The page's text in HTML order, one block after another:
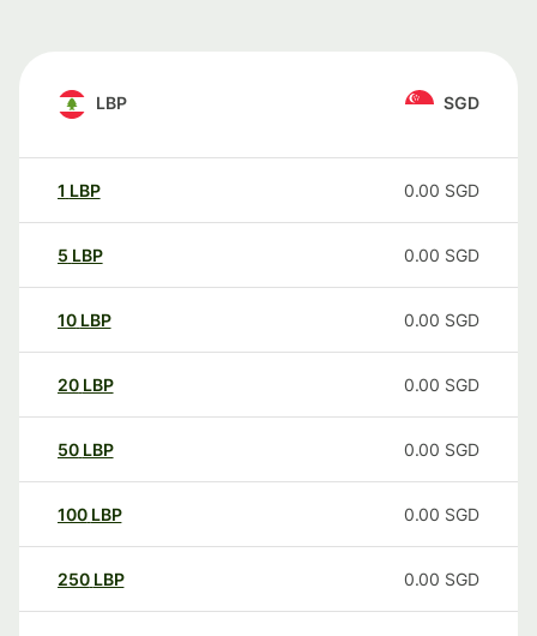
LBP SGD
1 LBP 0.00 SGD
5 LBP 0.00 SGD
10 LBP 0.00 SGD
20 LBP 0.00 SGD
50 LBP 0.00 SGD
100 LBP 0.00 SGD
250 LBP 0.00 SGD